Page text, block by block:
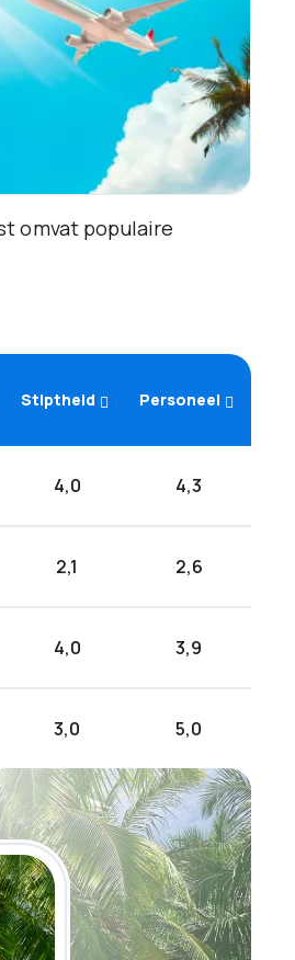
omvat populaire
Stiptheid Personeel
4,0 4,3
2,1 2,6
4,0 3,9
3,0 5,0